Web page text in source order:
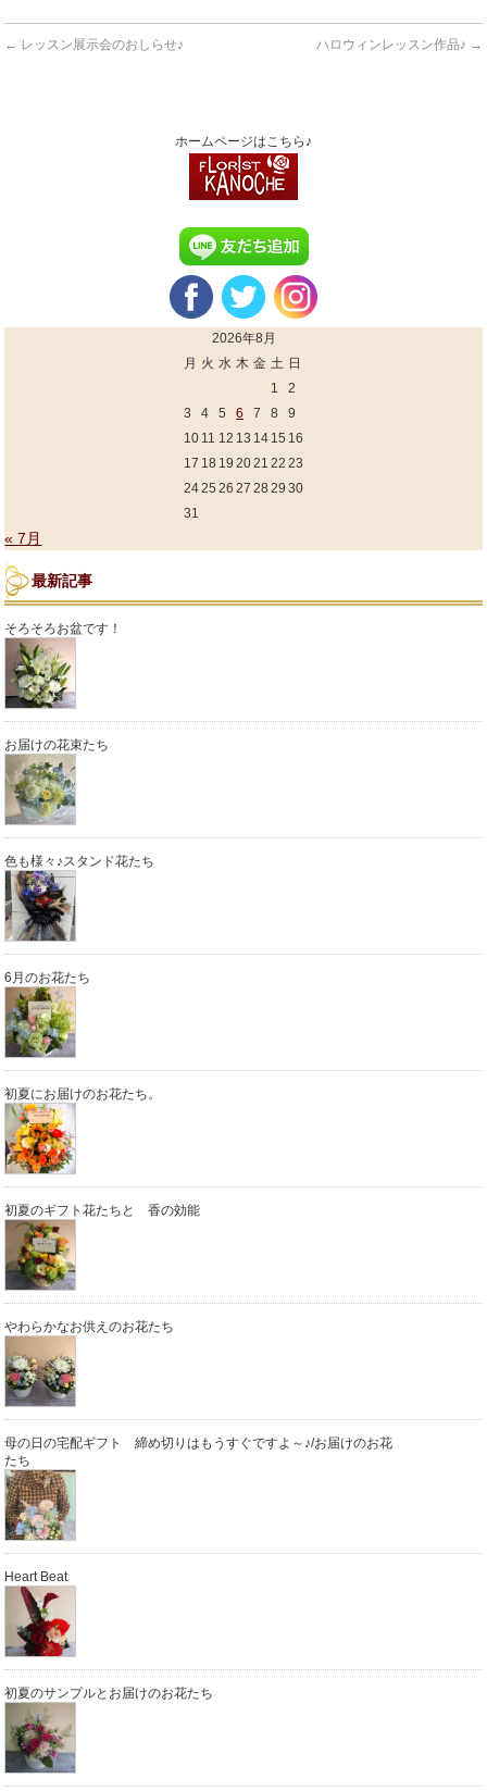
← レッスン展示会のおしらせ♪ ハロウィンレッスン作品♪ →
ホームページはこちら♪
2026年8月
月 火 水 木 金 土 日
1
2
3
4 5 6 7 8
9
10 11 12 13 14 15 16
17 18 19 2021 22 23
2425 26 27 28 29 30
31
« 7月
最新記事
そろそろお盆です！
お届けの花束たち
色も様々♪スタンド花たち
6月のお花たち
初夏にお届けのお花たち。
初夏のギフト花たちと 香の効能
やわらかなお供えのお花たち
母の日の宅配ギフト 締め切りはもうすぐですよ～♪/お届けのお花
たち
Heart Beat
初夏のサンプルとお届けのお花たち